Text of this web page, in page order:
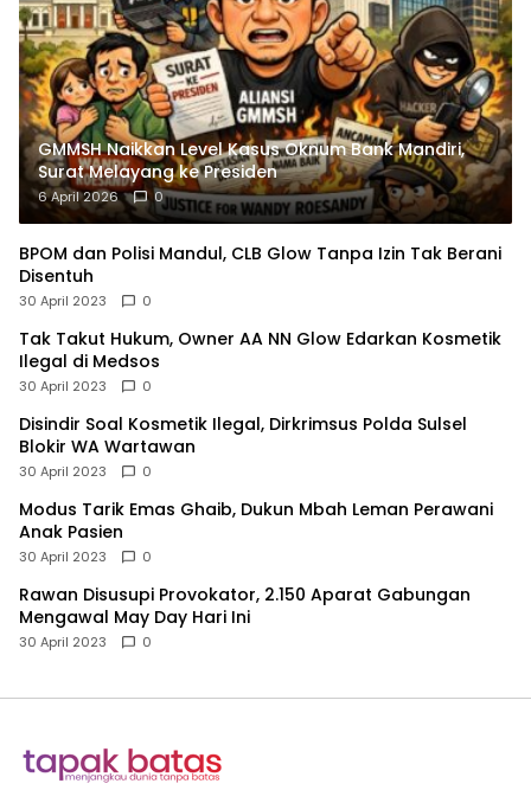
GMMSH Naikkan Level Kasus Oknum Bank Mandiri,
Surat Melayang ke Presiden
6 April 2026 0
BPOM dan Polisi Mandul, CLB Glow Tanpa Izin Tak Berani
Disentuh
30 April 2023 0
Tak Takut Hukum, Owner AA NN Glow Edarkan Kosmetik
Ilegal di Medsos
30 April 2023 0
Disindir Soal Kosmetik Ilegal, Dirkrimsus Polda Sulsel
Blokir WA Wartawan
30 April 2023 0
Modus Tarik Emas Ghaib, Dukun Mbah Leman Perawani
Anak Pasien
30 April 2023 0
Rawan Disusupi Provokator, 2.150 Aparat Gabungan
Mengawal May Day Hari Ini
30 April 2023 0